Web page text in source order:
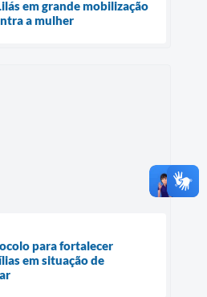
em grande mobilização
a mulher
para fortalecer
em situação de